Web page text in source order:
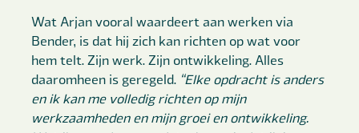
Wat Arjan vooral waardeert aan werken via
Bender, is dat hij zich kan richten op wat voor
hem telt. Zijn werk. Zijn ontwikkeling. Alles
daaromheen is geregeld. “Elke opdracht is anders
en ik kan me volledig richten op mijn
werkzaamheden en mijn groei en ontwikkeling.